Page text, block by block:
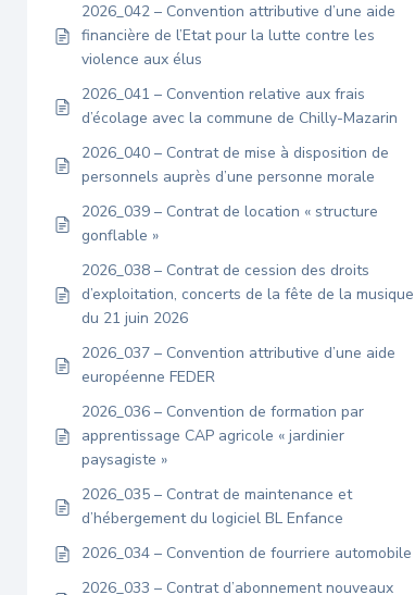
2026_042 – Convention attributive d’une aide
financière de l’Etat pour la lutte contre les
violence aux élus
2026_041 – Convention relative aux frais
d’écolage avec la commune de Chilly-Mazarin
2026_040 – Contrat de mise à disposition de
personnels auprès d’une personne morale
2026_039 – Contrat de location « structure
gonflable »
2026_038 – Contrat de cession des droits
d’exploitation, concerts de la fête de la musique
du 21 juin 2026
2026_037 – Convention attributive d’une aide
européenne FEDER
2026_036 – Convention de formation par
apprentissage CAP agricole « jardinier
paysagiste »
2026_035 – Contrat de maintenance et
d’hébergement du logiciel BL Enfance
2026_034 – Convention de fourriere automobile
2026_033 – Contrat d’abonnement nouveaux